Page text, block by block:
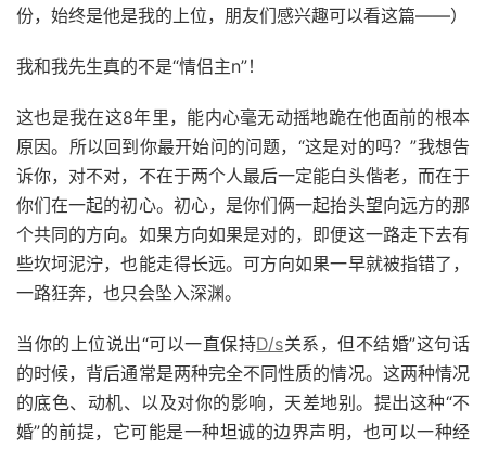
份，始终是他是我的上位，朋友们感兴趣可以看这篇——）
我和我先生真的不是“情侣主n”！
这也是我在这8年里，能内心毫无动摇地跪在他面前的根本
原因。所以回到你最开始问的问题，“这是对的吗？”我想告
诉你，对不对，不在于两个人最后一定能白头偕老，而在于
你们在一起的初心。初心，是你们俩一起抬头望向远方的那
个共同的方向。如果方向如果是对的，即便这一路走下去有
些坎坷泥泞，也能走得长远。可方向如果一早就被指错了，
一路狂奔，也只会坠入深渊。
当你的上位说出“可以一直保持D/s关系，但不结婚”这句话
的时候，背后通常是两种完全不同性质的情况。这两种情况
的底色、动机、以及对你的影响，天差地别。提出这种“不
婚”的前提，它可能是一种坦诚的边界声明，也可以一种经